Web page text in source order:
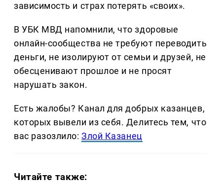
зависимость и страх потерять «своих».
В УБК МВД напомнили, что здоровые
онлайн-сообщества не требуют переводить
деньги, не изолируют от семьи и друзей, не
обесценивают прошлое и не просят
нарушать закон.
Есть жалобы? Канал для добрых казанцев,
которых вывели из себя. Делитеcь тем, что
вас разозлило:Злой Казанец
Читайте также: